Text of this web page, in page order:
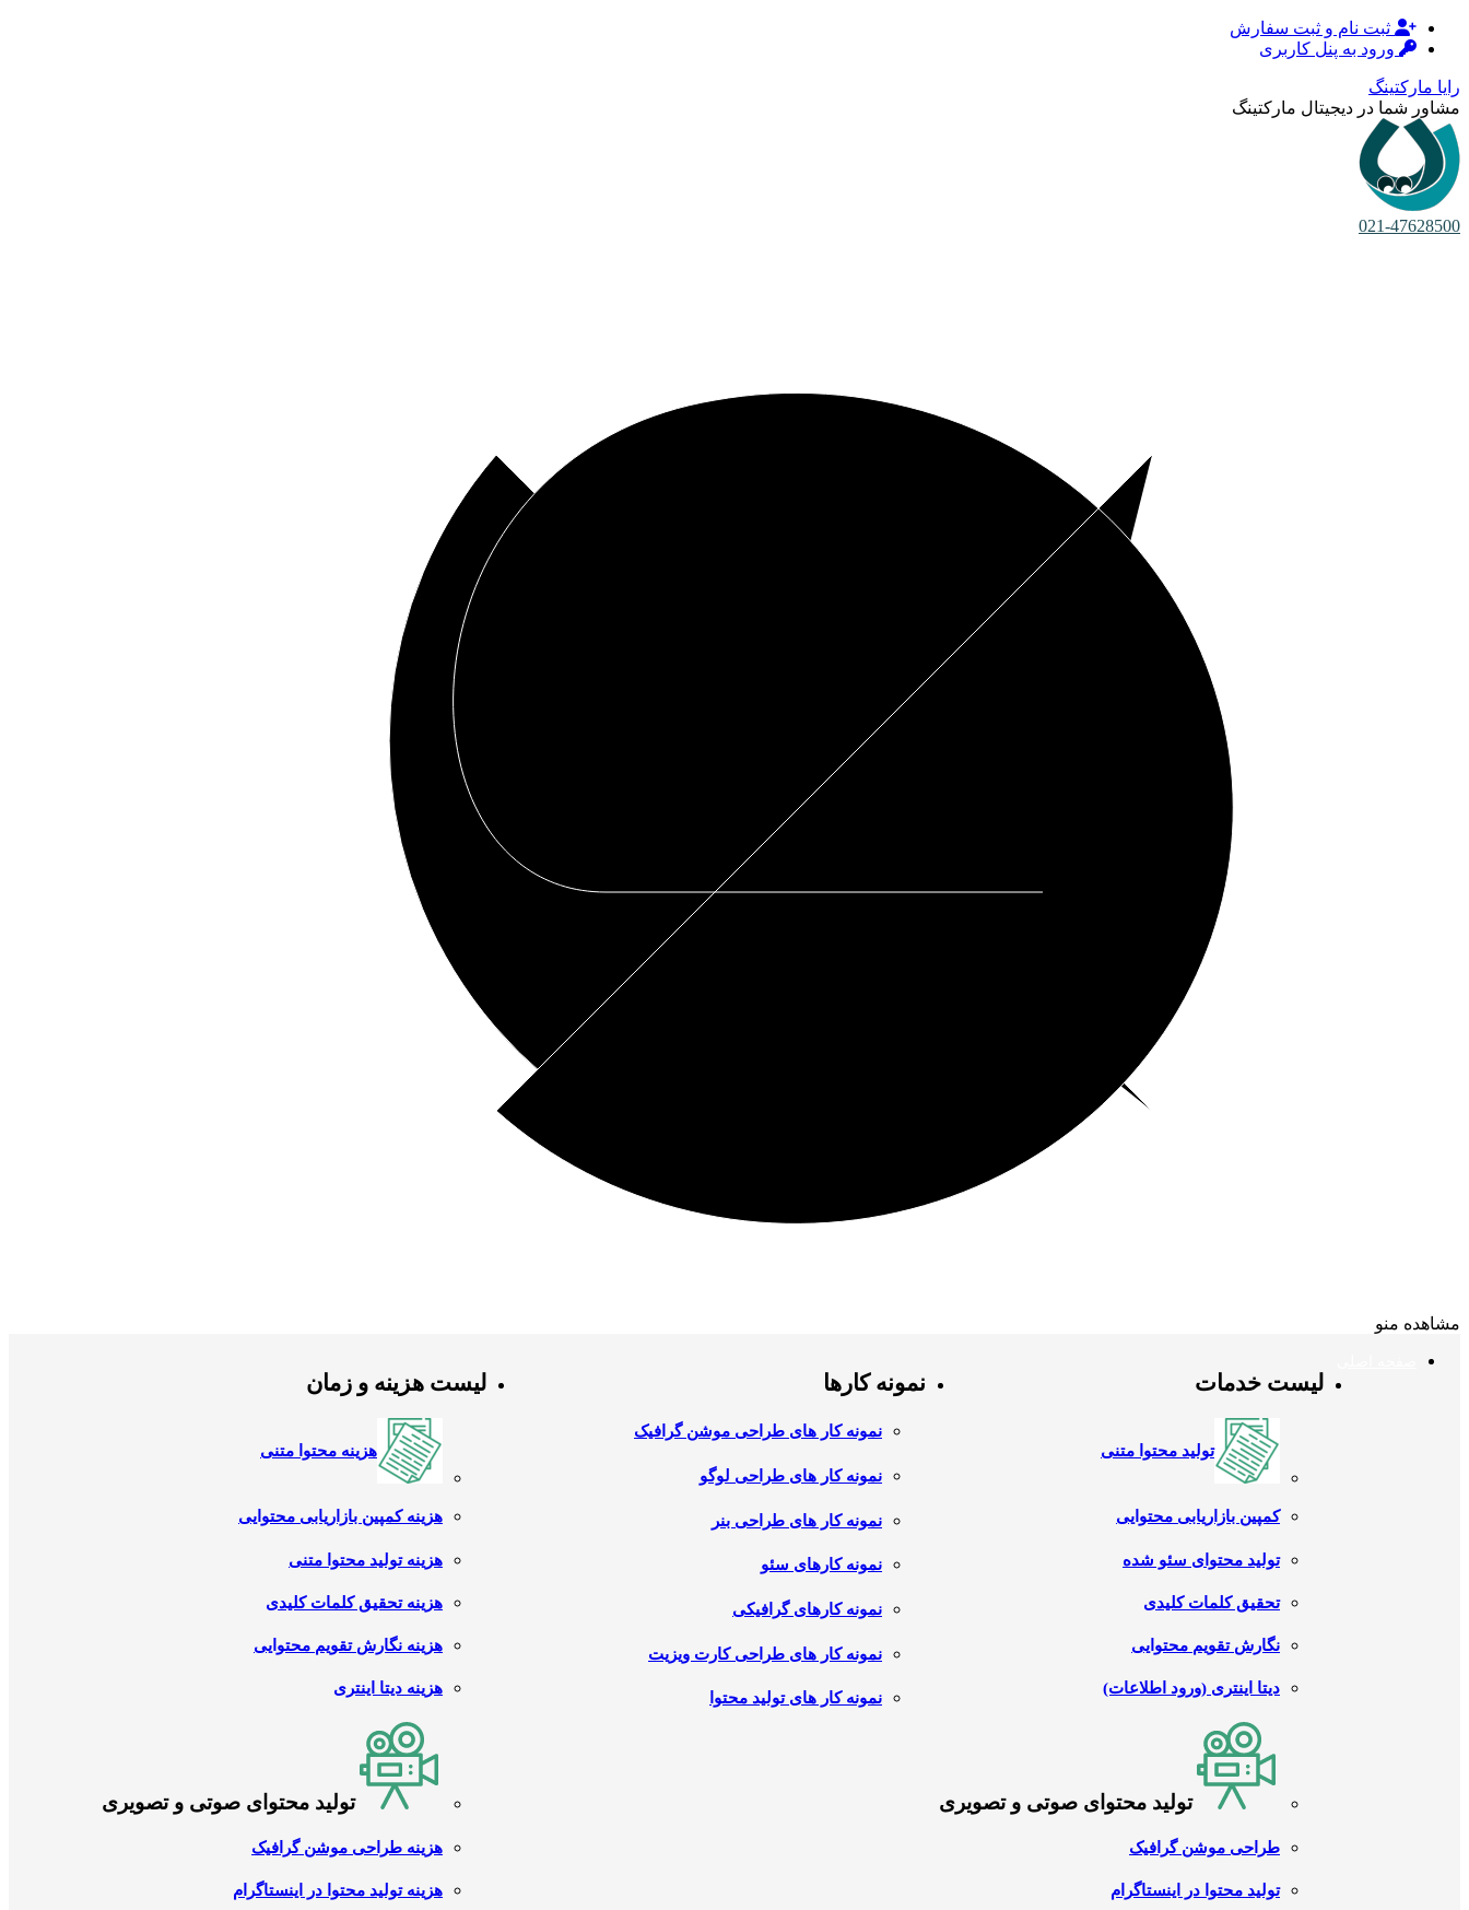
ثبت نام و ثبت سفارش
ورود به پنل کاربری
رایا مارکتینگ
مشاور شما در دیجیتال مارکتینگ
021-47628500
مشاهده منو
لیست خدمات
تولید محتوا متنی
کمپین بازاریابی محتوایی
تولید محتوای سئو شده
تحقیق کلمات کلیدی
نگارش تقویم محتوایی
دیتا اینتری (ورود اطلاعات)
تولید محتوای صوتی و تصویری
طراحی موشن گرافیک
تولید محتوا در اینستاگرام
نمونه کارها
نمونه کار های طراحی موشن گرافیک
نمونه کار های طراحی لوگو
نمونه کار های طراحی بنر
نمونه کارهای سئو
نمونه کارهای گرافیکی
نمونه کار های طراحی کارت ویزیت
نمونه کار های تولید محتوا
لیست هزینه و زمان
هزینه محتوا متنی
هزینه کمپین بازاریابی محتوایی
هزینه تولید محتوا متنی
هزینه تحقیق کلمات کلیدی
هزینه نگارش تقویم محتوایی
هزینه دیتا اینتری
تولید محتوای صوتی و تصویری
هزینه طراحی موشن گرافیک
هزینه تولید محتوا در اینستاگرام